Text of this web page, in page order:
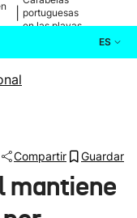
portuguesas
en las playas
ES
Compartir Guardar
mantiene